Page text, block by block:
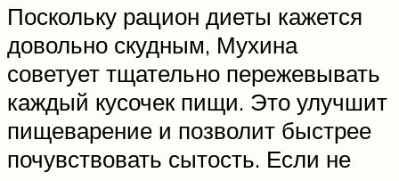
Поскольку рацион диеты кажется
довольно скудным, Мухина
советует тщательно пережевывать
каждый кусочек пищи. Это улучшит
пищеварение и позволит быстрее
почувствовать сытость. Если не